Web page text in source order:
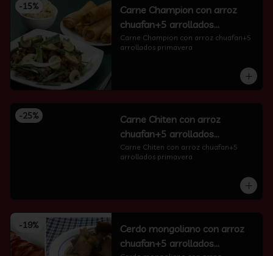
-15%
Carne Champion con arroz
chuafan+5 arrollados
primavera
Carne Champion con arroz chuafan+5
arrollados primavera
-25%
Carne Chiten con arroz
chuafan+5 arrollados
primavera
Carne Chiten con arroz chuafan+5
arrollados primavera
-19%
Cerdo mongoliano con arroz
chuafan+5 arrollados